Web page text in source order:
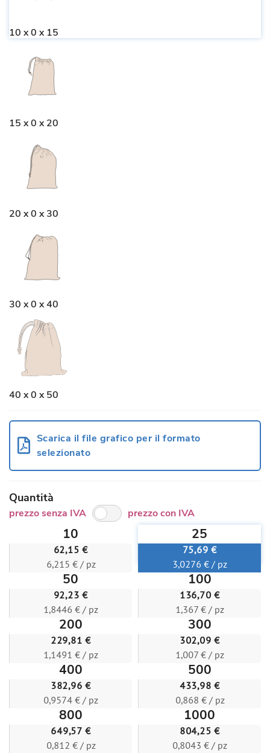
10 x 0 x 15
15 x 0 x 20
20 x 0 x 30
30 x 0 x 40
40 x 0 x 50
Scarica il file grafico per il formato
selezionato
Quantità
prezzo senza IVA prezzo con IVA
10
62,15 €
6,215 € / pz
25
75,69 €
3,0276 € / pz
50
92,23 €
1,8446 € / pz
100
136,70 €
1,367 € / pz
200
229,81 €
1,1491 € / pz
300
302,09 €
1,007 € / pz
400
382,96 €
0,9574 € / pz
500
433,98 €
0,868 € / pz
800
649,57 €
0,812 € / pz
1000
804,25 €
0,8043 € / pz